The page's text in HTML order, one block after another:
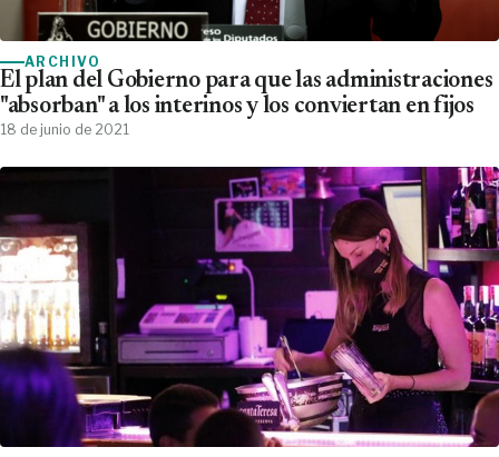
ARCHIVO
El plan del Gobierno para que las administraciones
"absorban" a los interinos y los conviertan en fijos
18 de junio de 2021